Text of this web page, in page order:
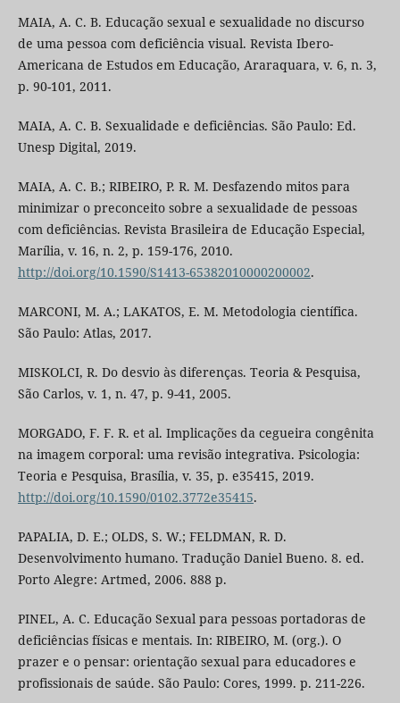
MAIA, A. C. B. Educação sexual e sexualidade no discurso
de uma pessoa com deficiência visual. Revista Ibero-
Americana de Estudos em Educação, Araraquara, v. 6, n. 3,
p. 90-101, 2011.
MAIA, A. C. B. Sexualidade e deficiências. São Paulo: Ed.
Unesp Digital, 2019.
MAIA, A. C. B.; RIBEIRO, P. R. M. Desfazendo mitos para
minimizar o preconceito sobre a sexualidade de pessoas
com deficiências. Revista Brasileira de Educação Especial,
Marília, v. 16, n. 2, p. 159-176, 2010.
http://doi.org/10.1590/S1413-65382010000200002.
MARCONI, M. A.; LAKATOS, E. M. Metodologia científica.
São Paulo: Atlas, 2017.
MISKOLCI, R. Do desvio às diferenças. Teoria & Pesquisa,
São Carlos, v. 1, n. 47, p. 9-41, 2005.
MORGADO, F. F. R. et al. Implicações da cegueira congênita
na imagem corporal: uma revisão integrativa. Psicologia:
Teoria e Pesquisa, Brasília, v. 35, p. e35415, 2019.
http://doi.org/10.1590/0102.3772e35415.
PAPALIA, D. E.; OLDS, S. W.; FELDMAN, R. D.
Desenvolvimento humano. Tradução Daniel Bueno. 8. ed.
Porto Alegre: Artmed, 2006. 888 p.
PINEL, A. C. Educação Sexual para pessoas portadoras de
deficiências físicas e mentais. In: RIBEIRO, M. (org.). O
prazer e o pensar: orientação sexual para educadores e
profissionais de saúde. São Paulo: Cores, 1999. p. 211-226.